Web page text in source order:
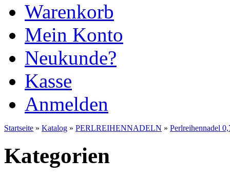
Warenkorb
Mein Konto
Neukunde?
Kasse
Anmelden
Startseite » Katalog » PERLREIHENNADELN » Perlreihennadel
Kategorien